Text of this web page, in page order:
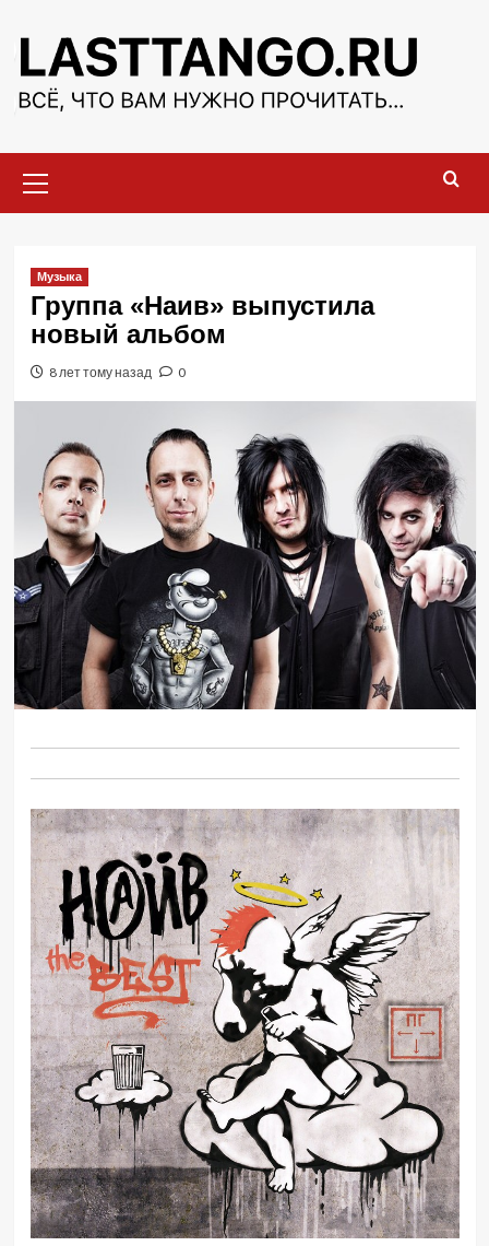
содержимому
меню
Музыка
Группа «Наив» выпустила
новый альбом
8 лет тому назад 0